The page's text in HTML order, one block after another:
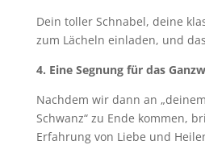
Dein toller Schnabel, deine
zum Lächeln einladen, und
4. Eine Segnung für das
Nachdem wir dann an
Schwanz“ zu Ende kommen,
Erfahrung von Liebe und